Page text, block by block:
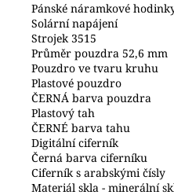
Pánské náramkové
Solární napájení
Strojek 3515
Průměr pouzdra 52,6 mm
Pouzdro ve tvaru kruhu
Plastové pouzdro
ČERNÁ barva pouzdra
Plastový tah
ČERNÉ barva tahu
Digitální ciferník
Černá barva ciferníku
Ciferník s arabskými čísly
Materiál skla - minerální